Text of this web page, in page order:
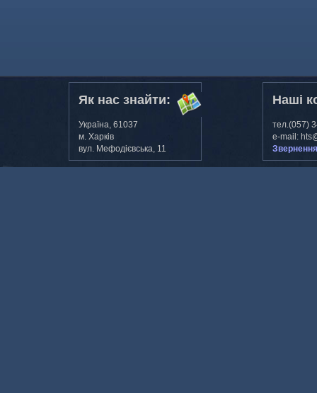
Як нас знайти:
Україна, 61037
м. Харкiв
вул. Мефодiєвська, 11
Наші
тел.(057)
e-mail: